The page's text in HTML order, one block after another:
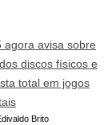
agora avisa sobre
discos físicos e
total em jogos
Brito